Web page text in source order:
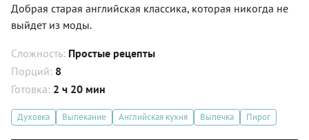
Добрая старая английская классика, которая никогда не
выйдет из моды.
Сложность: Простые рецепты
Порций: 8
Готовка: 2 ч 20 мин
Духовка Выпекание Английская кухня Выпечка Пирог